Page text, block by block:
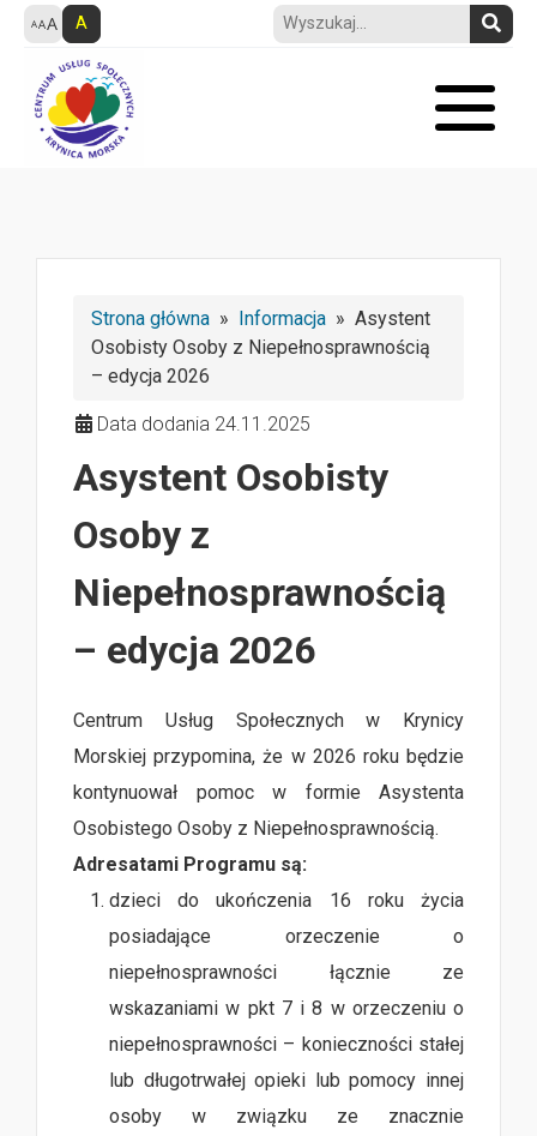
A
Strona główna » Informacja » Asystent
Osobisty Osoby z Niepełnosprawnością
– edycja 2026
Data dodania 24.11.2025
Asystent Osobisty
Osoby z
Niepełnosprawnością
– edycja 2026
Centrum Usług Społecznych w Krynicy
Morskiej przypomina, że w 2026 roku będzie
kontynuował pomoc w formie Asystenta
Osobistego Osoby z Niepełnosprawnością.
Adresatami Programu są:
dzieci do ukończenia 16 roku życia
posiadające orzeczenie o
niepełnosprawności łącznie ze
wskazaniami w pkt 7 i 8 w orzeczeniu o
niepełnosprawności – konieczności stałej
lub długotrwałej opieki lub pomocy innej
osoby w związku ze znacznie